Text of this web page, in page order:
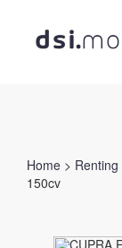
contenido
Home > Renting
150cv